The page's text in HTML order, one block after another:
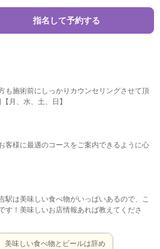
指名して予約する
も施術前にしっかりカウンセリングさせて頂
月、水、土、日】
客様に最適のコースをご案内できるように心
駅は美味しい食べ物がいっぱいあるので、こ
す！美味しいお店情報あれば教えてくださ
美味しい食べ物とビールは辞め